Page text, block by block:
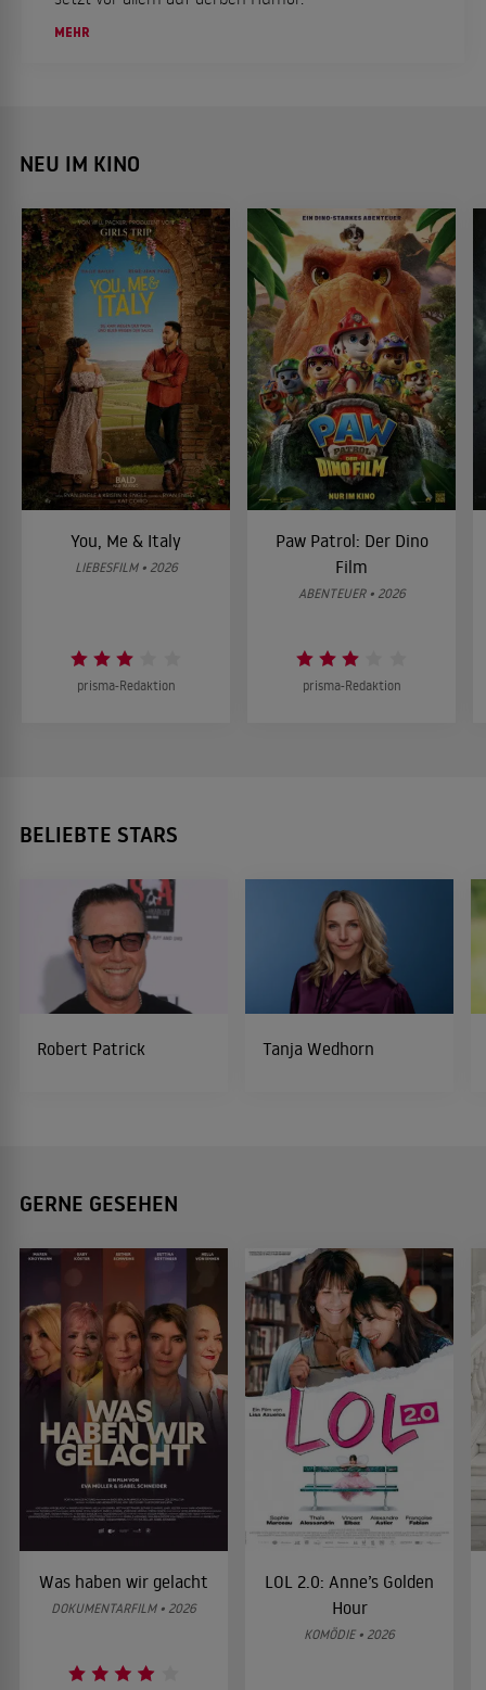
MEHR
NEU IM KINO
You, Me & Italy
LIEBESFILM • 2026
prisma-Redaktion
Paw Patrol: Der Dino
Film
ABENTEUER • 2026
prisma-Redaktion
BELIEBTE STARS
Robert Patrick Tanja Wedhorn
GERNE GESEHEN
Was haben wir gelacht
DOKUMENTARFILM • 2026
LOL 2.0: Anne’s Golden
Hour
KOMÖDIE • 2026